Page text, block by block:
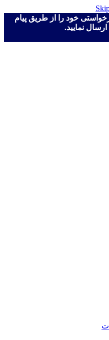
خود را از طریق پیام